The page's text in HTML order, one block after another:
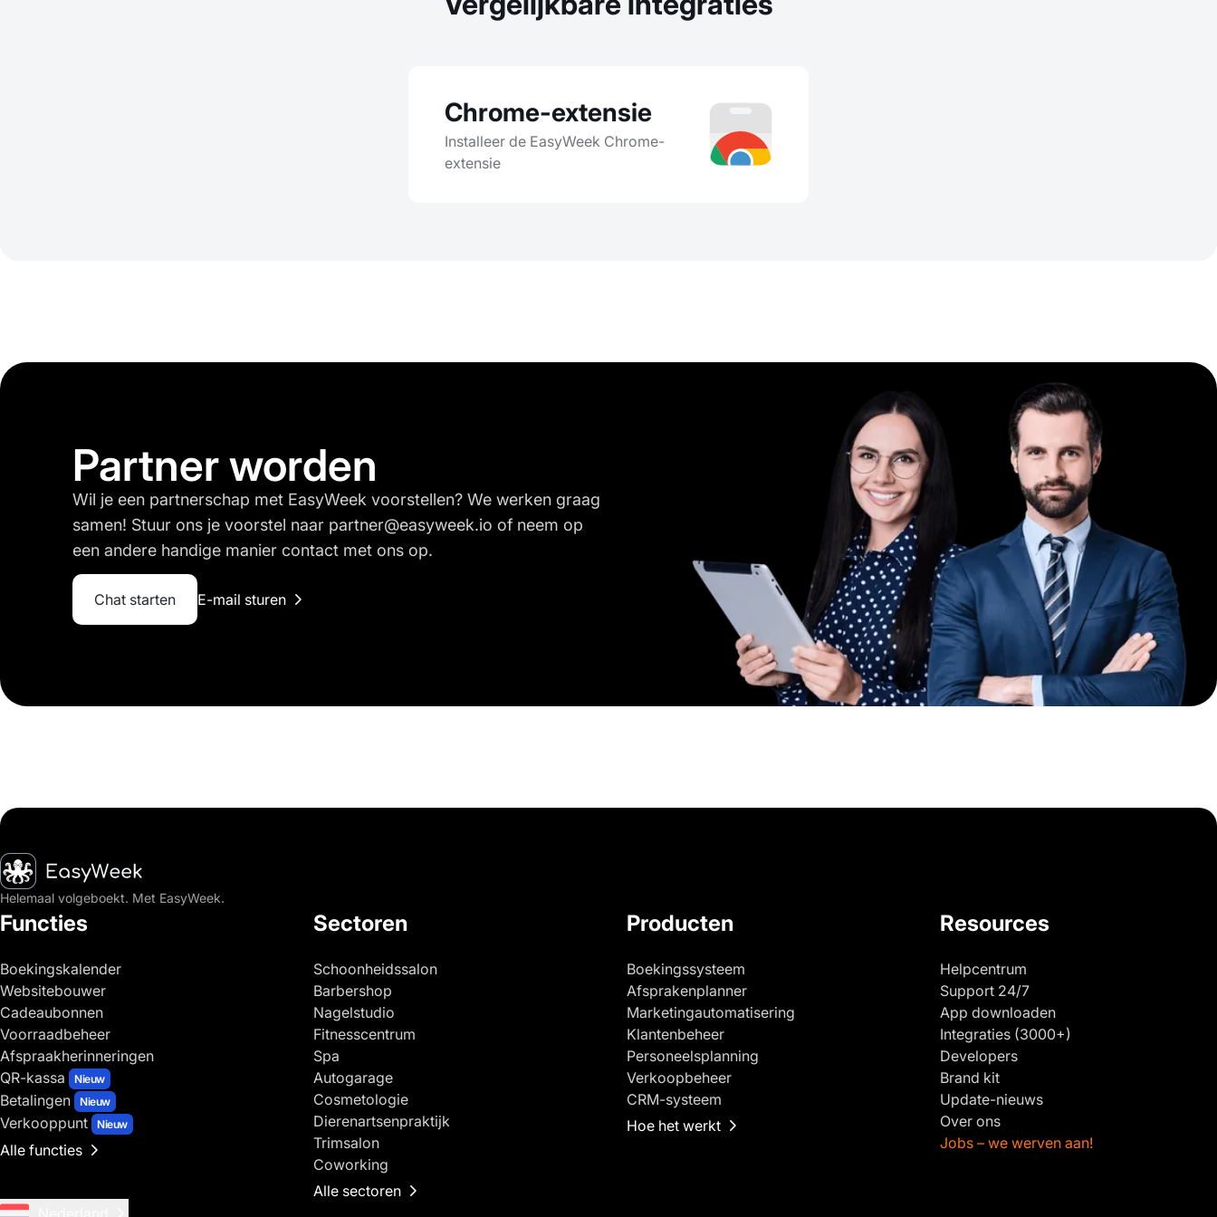
Chrome-extensie
Installeer de EasyWeek Chrome-
extensie
Partner worden
Wil je een partnerschap met EasyWeek voorstellen? We werken graag
samen! Stuur ons je voorstel naar partner@easyweek.io of neem op
een andere handige manier contact met ons op.
Chat starten E-mail sturen
Startpagina
Helemaal volgeboekt. Met EasyWeek.
Functies
Boekingskalender
Websitebouwer
Cadeaubonnen
Voorraadbeheer
Afspraakherinneringen
QR-kassa
Nieuw
Betalingen Nieuw
Verkooppunt Nieuw
Alle functies
Sectoren
Schoonheidssalon
Barbershop
Nagelstudio
Fitnesscentrum
Spa
Autogarage
Cosmetologie
Dierenartsenpraktijk
Trimsalon
Coworking
Alle sectoren
Producten
Boekingssysteem
Afsprakenplanner
Marketingautomatisering
Klantenbeheer
Personeelsplanning
Verkoopbeheer
CRM-systeem
Hoe het werkt
Resources
Helpcentrum
Support 24/7
App downloaden
Integraties (3000+)
Developers
Brand kit
Update-nieuws
Over ons
Jobs – we werven aan!